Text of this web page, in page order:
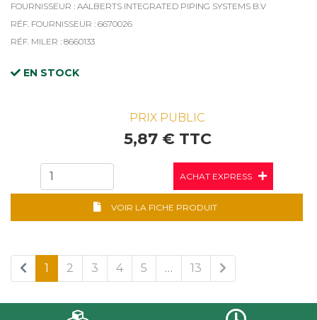
FOURNISSEUR : AALBERTS INTEGRATED PIPING SYSTEMS B.V
RÉF. FOURNISSEUR : 6670026
RÉF. MILER : 8660133
EN STOCK
PRIX PUBLIC
5,87 € TTC
ACHAT EXPRESS
VOIR LA FICHE PRODUIT
1 2 3 4 5 … 13